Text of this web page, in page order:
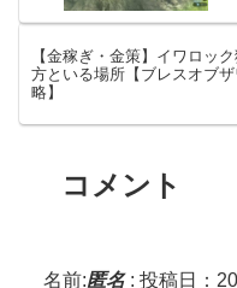
【金稼ぎ・金策】イワロッ
方といる場所【ブレスオブ
略】
コメント
名前:匿名: 投稿日：